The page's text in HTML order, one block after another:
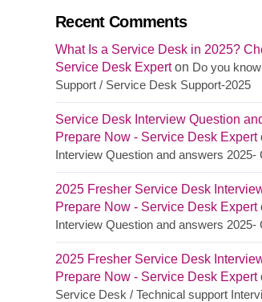
Recent Comments
What Is a Service Desk in 2025?
Service Desk Experton Do you
Support / Service Desk Support-2025
Service Desk Interview Question
Prepare Now - Service Desk Expert
Interview Question and answers 2025-
2025 Fresher Service Desk
Prepare Now - Service Desk Expert
Interview Question and answers 2025-
2025 Fresher Service Desk
Prepare Now - Service Desk Expert
Service Desk / Technical support